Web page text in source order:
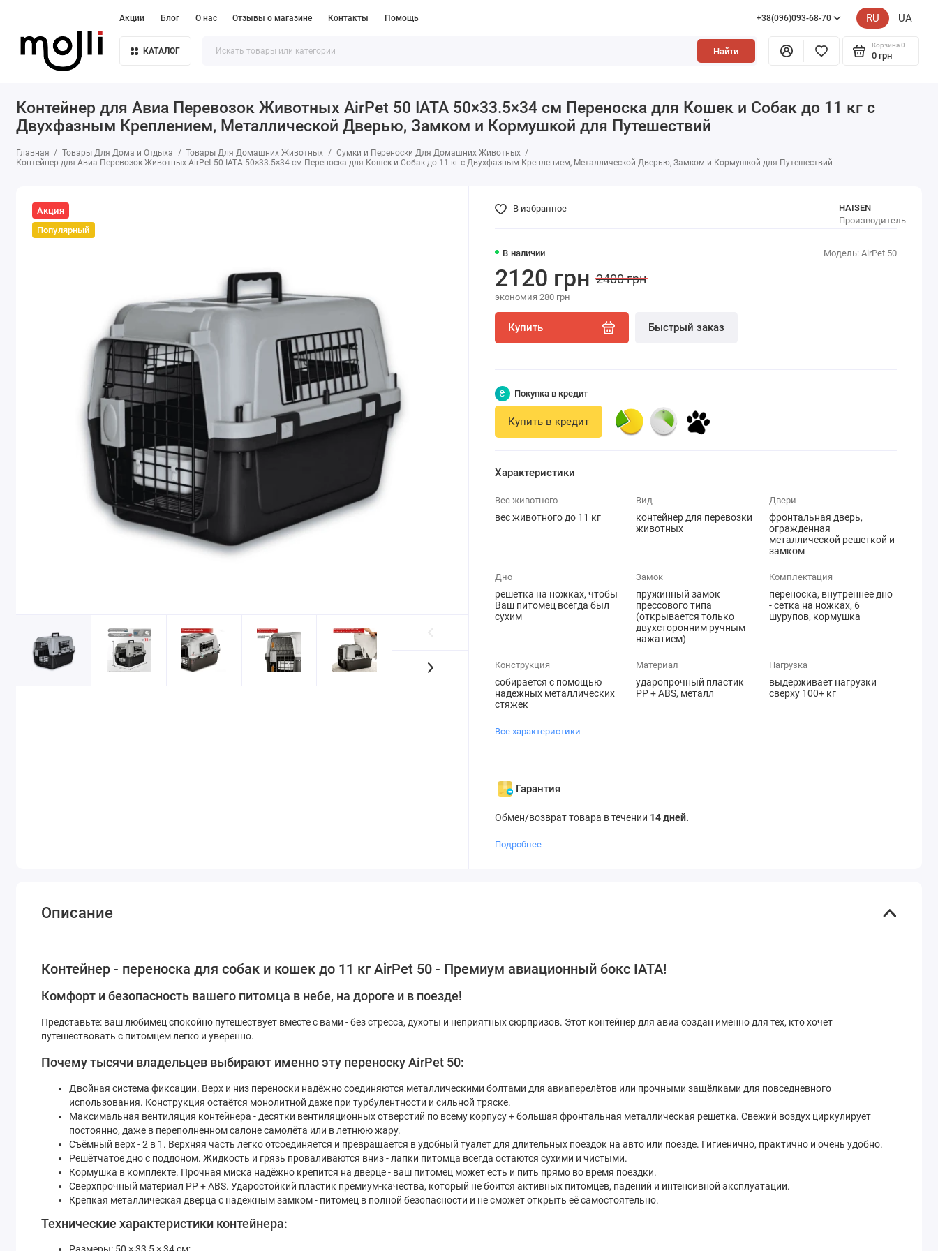
Акции Блог О нас Отзывы о магазине Контакты Помощь +38(096)093-68-70 RU UA
КАТАЛОГ Найти
Корзина 0
0 грн
Контейнер для Авиа Перевозок Животных AirPet 50 IATA 50×33.5×34 см Переноска для Кошек и Собак до 11 кг с
Двухфазным Креплением, Металлической Дверью, Замком и Кормушкой для Путешествий
Главная Товары Для Дома и Отдыха Товары Для Домашних Животных
Сумки и Переноски Для Домашних Животных
Контейнер для Авиа Перевозок Животных AirPet 50 IATA 50×33.5×34 см Переноска для Кошек и Собак до 11 кг с Двухфазным Креплением, Металлической Дверью, Замком и Кормушкой для Путешествий
Акция
Популярный
В избранное
В наличии Модель: AirPet 50
HAISEN
Производитель
2120 грн 2400 грн
экономия 280 грн
Купить Быстрый заказ
₴ Покупка в кредит
Купить в кредит
Характеристики
Вес животного
вес животного до 11 кг
Вид
контейнер для перевозки
животных
Двери
фронтальная дверь,
огражденная
металлической решеткой и
замком
Дно
решетка на ножках, чтобы
Ваш питомец всегда был
сухим
Замок
пружинный замок
прессового типа
(открывается только
двухсторонним ручным
нажатием)
Комплектация
переноска, внутреннее дно
- сетка на ножках, 6
шурупов, кормушка
Конструкция
собирается с помощью
надежных металлических
стяжек
Материал
ударопрочный пластик
PP + ABS, металл
Нагрузка
выдерживает нагрузки
сверху 100+ кг
Все характеристики
Гарантия
Обмен/возврат товара в течении 14 дней.
Подробнее
Описание
Контейнер - переноска для собак и кошек до 11 кг AirPet 50 - Премиум авиационный бокс IATA!
Комфорт и безопасность вашего питомца в небе, на дороге и в поезде!
Представьте: ваш любимец спокойно путешествует вместе с вами - без стресса, духоты и неприятных сюрпризов. Этот контейнер для авиа создан именно для тех, кто хочет
путешествовать с питомцем легко и уверенно.
Почему тысячи владельцев выбирают именно эту переноску AirPet 50:
Двойная система фиксации. Верх и низ переноски надёжно соединяются металлическими болтами для авиаперелётов или прочными защёлками для повседневного
использования. Конструкция остаётся монолитной даже при турбулентности и сильной тряске.
Максимальная вентиляция контейнера - десятки вентиляционных отверстий по всему корпусу + большая фронтальная металлическая решетка. Свежий воздух циркулирует
постоянно, даже в переполненном салоне самолёта или в летнюю жару.
Съёмный верх - 2 в 1. Верхняя часть легко отсоединяется и превращается в удобный туалет для длительных поездок на авто или поезде. Гигиенично, практично и очень удобно.
Решётчатое дно с поддоном. Жидкость и грязь проваливаются вниз - лапки питомца всегда остаются сухими и чистыми.
Кормушка в комплекте. Прочная миска надёжно крепится на дверце - ваш питомец может есть и пить прямо во время поездки.
Сверхпрочный материал PP + ABS. Ударостойкий пластик премиум-качества, который не боится активных питомцев, падений и интенсивной эксплуатации.
Крепкая металлическая дверца с надёжным замком - питомец в полной безопасности и не сможет открыть её самостоятельно.
Технические характеристики контейнера: